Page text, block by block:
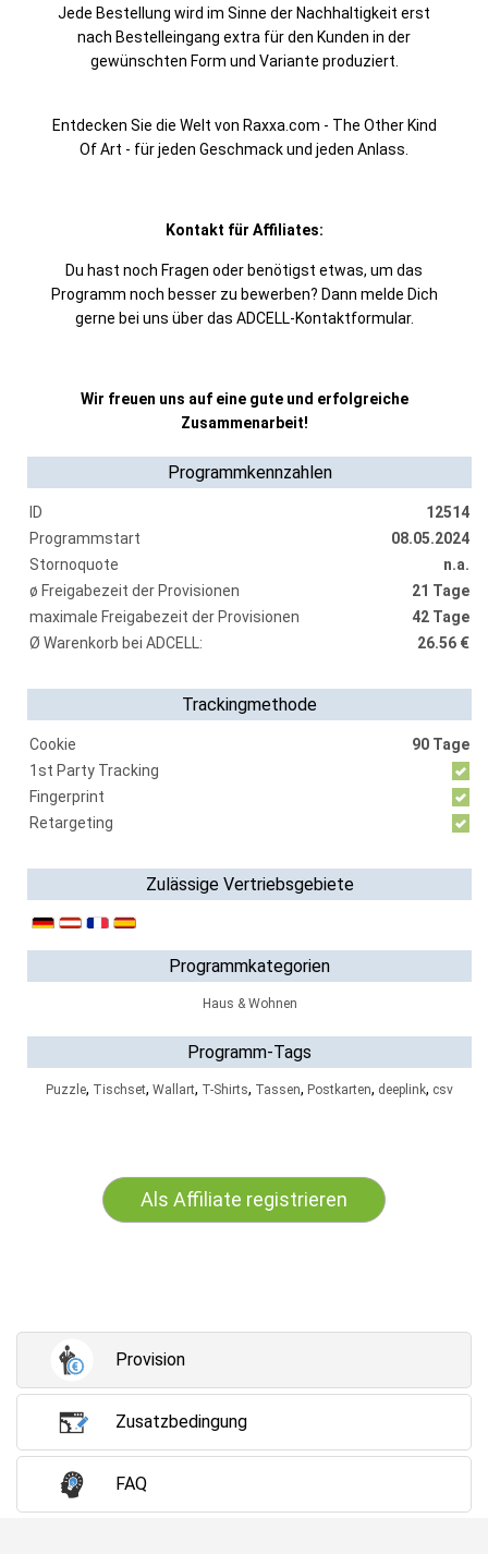
Jede Bestellung wird im Sinne der Nachhaltigkeit erst
nach Bestelleingang extra für den Kunden in der
gewünschten Form und Variante produziert.
Entdecken Sie die Welt von Raxxa.com - The Other Kind
Of Art - für jeden Geschmack und jeden Anlass.
Kontakt für Affiliates:
Du hast noch Fragen oder benötigst etwas, um das
Programm noch besser zu bewerben? Dann melde Dich
gerne bei uns über das ADCELL-Kontaktformular.
Wir freuen uns auf eine gute und erfolgreiche
Zusammenarbeit!
Programmkennzahlen
ID
12514
Programmstart
08.05.2024
Stornoquote
n.a.
ø Freigabezeit der Provisionen
21 Tage
maximale Freigabezeit der Provisionen
42 Tage
Ø Warenkorb bei ADCELL:
26.56 €
Trackingmethode
Cookie
90 Tage
1st Party Tracking
Fingerprint
Retargeting
Zulässige Vertriebsgebiete
Programmkategorien
Haus & Wohnen
Programm-Tags
Puzzle, Tischset, Wallart, T-Shirts, Tassen, Postkarten, deeplink, csv
Als Affiliate registrieren
Provision
Zusatzbedingung
FAQ